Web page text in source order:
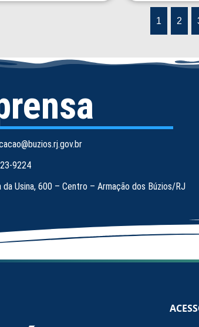
1 2
9224
da Usina, 600 – Centro – Armação dos Búzios/RJ